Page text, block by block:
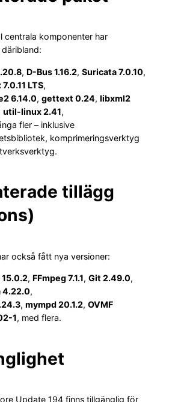
centrala komponenter har
, D-Bus 1.16.2, Suricata 7.0.10,
LTS,
6.14.0, gettext 0.24, libxml2
util-linux 2.41,
fler – inklusive
komprimeringsverktyg
tillägg
också fått nya versioner:
15.0.2, FFmpeg 7.1.1, Git 2.49.0,
4.22.0,
, mympd 20.1.2, OVMF
1, med flera.
Update 194 finns tillgänglig för